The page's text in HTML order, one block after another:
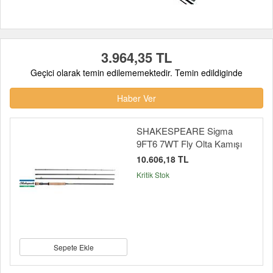
3.964,35 TL
Geçici olarak temin edilememektedir. Temin edildiginde
Haber Ver
Sepete Ekle
SHAKESPEARE Sigma
9FT6 7WT Fly Olta Kamışı
10.606,18 TL
Kritik Stok